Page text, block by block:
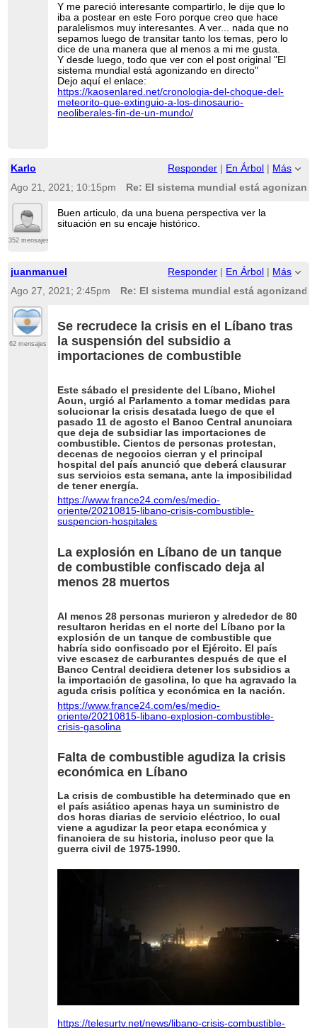
Y me pareció interesante compartirlo, le dije que lo
iba a postear en este Foro porque creo que hace
paralelismos muy interesantes. A ver... nada que no
sepamos luego de transitar tanto los temas, pero lo
dice de una manera que al menos a mi me gusta.
Y desde luego, todo que ver con el post original "El
sistema mundial está agonizando en directo"
Dejo aquí el enlace:
https://kaosenlared.net/cronologia-del-choque-del-
meteorito-que-extinguio-a-los-dinosaurio-
neoliberales-fin-de-un-mundo/
Karlo Responder En Árbol
Más
Ago 21, 2021; 10:15pm
Re: El sistema mundial está
352 mensajes
Buen articulo, da una buena perspectiva ver la
situación en su encaje histórico.
juanmanuel Responder En Árbol
Más
Ago 27, 2021; 2:45pm
Re: El sistema mundial está
62 mensajes
Se recrudece la crisis en el Líbano tras
la suspensión del subsidio a
importaciones de combustible
Este sábado el presidente del Líbano, Michel
Aoun, urgió al Parlamento a tomar medidas para
solucionar la crisis desatada luego de que el
pasado 11 de agosto el Banco Central anunciara
que deja de subsidiar las importaciones de
combustible. Cientos de personas protestan,
decenas de negocios cierran y el principal
hospital del país anunció que deberá clausurar
sus servicios esta semana, ante la imposibilidad
de tener energía.
https://www.france24.com/es/medio-
oriente/20210815-libano-crisis-combustible-
suspencion-hospitales
La explosión en Líbano de un tanque
de combustible confiscado deja al
menos 28 muertos
Al menos 28 personas murieron y alrededor de 80
resultaron heridas en el norte del Líbano por la
explosión de un tanque de combustible que
habría sido confiscado por el Ejército. El país
vive escasez de carburantes después de que el
Banco Central decidiera detener los subsidios a
la importación de gasolina, lo que ha agravado la
aguda crisis política y económica en la nación.
https://www.france24.com/es/medio-
oriente/20210815-libano-explosion-combustible-
crisis-gasolina
Falta de combustible agudiza la crisis
económica en Líbano
La crisis de combustible ha determinado que en
el país asiático apenas haya un suministro de
dos horas diarias de servicio eléctrico, lo cual
viene a agudizar la peor etapa económica y
financiera de su historia, incluso peor que la
guerra civil de 1975-1990.
https://telesurtv.net/news/libano-crisis-combustible-